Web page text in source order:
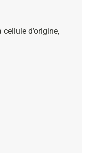
d’origine,